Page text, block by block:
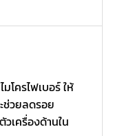
โครไฟเบอร์ ให้
ช่วยลดรอย
เครื่องด้านใน